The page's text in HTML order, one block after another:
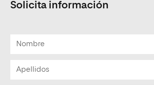
Solicita información